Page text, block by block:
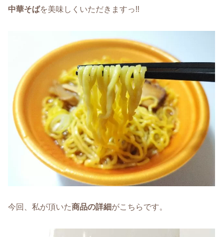
中華そばを美味しくいただきますっ!!
今回、私が頂いた商品の詳細がこちらです。